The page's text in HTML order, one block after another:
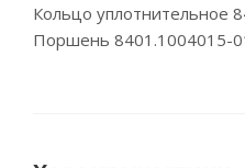
Кольцо уплотнительное
Поршень 8401.1004015-